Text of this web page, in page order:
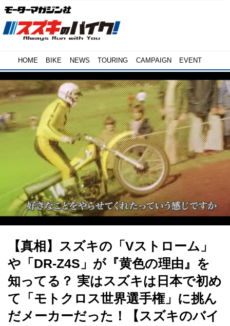
HOME BIKE NEWS TOURING CAMPAIGN EVENT
【真相】スズキの「Vストローム」
や「DR-Z4S」が『黄色の理由』を
知ってる？ 実はスズキは日本で初め
て「モトクロス世界選手権」に挑ん
だメーカーだった！【スズキのバイ